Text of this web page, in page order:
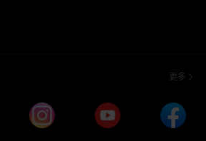
動結束前完成高級身分認證，方有資格獲得
包括 USDT、USDC、USDE 及 USD1 的交
易。合約交易量計算包括 USDT、USDC
倉 + 平倉），且包括 0 費率交易。跟單交
更多